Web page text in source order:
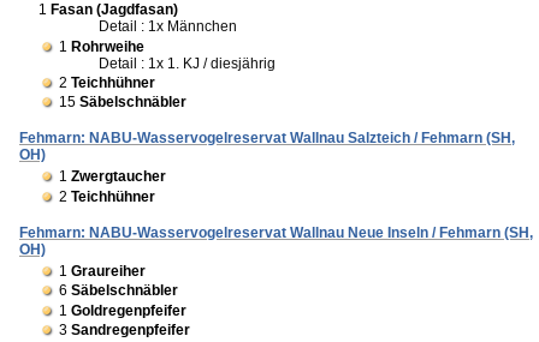
1 Fasan (Jagdfasan)
Detail : 1x Männchen
1 Rohrweihe
Detail : 1x 1. KJ / diesjährig
2 Teichhühner
15 Säbelschnäbler
Fehmarn: NABU-Wasservogelreservat Wallnau Salzteich / Fehmarn (SH,
OH)
1 Zwergtaucher
2 Teichhühner
Fehmarn: NABU-Wasservogelreservat Wallnau Neue Inseln / Fehmarn (SH,
OH)
1 Graureiher
6 Säbelschnäbler
1 Goldregenpfeifer
3 Sandregenpfeifer